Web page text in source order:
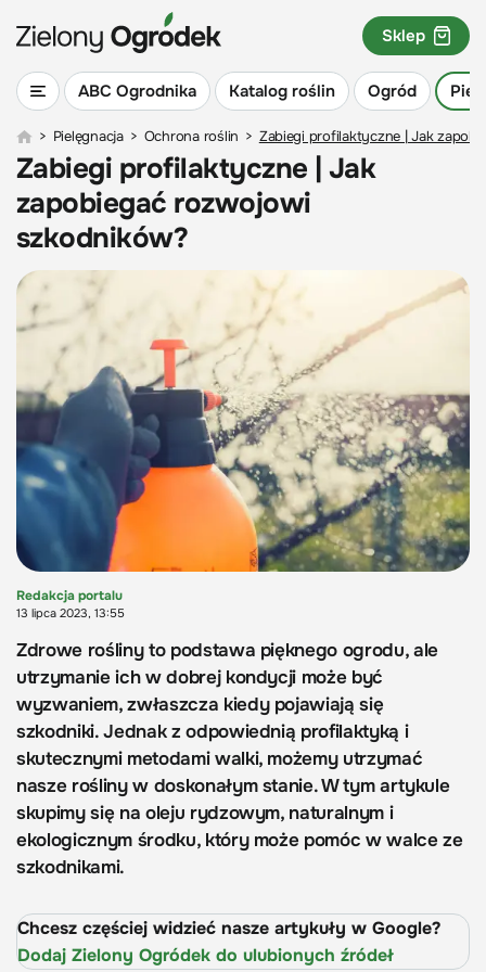
ABC Ogrodnika Katalog roślin Ogród
Sklep
> Pielęgnacja > Ochrona roślin > Zabiegi profilaktyczne | Jak
Zabiegi profilaktyczne | Jak
zapobiegać rozwojowi
szkodników?
Redakcja portalu
13 lipca 2023, 13:55
Zdrowe rośliny to podstawa pięknego ogrodu, ale
utrzymanie ich w dobrej kondycji może być
wyzwaniem, zwłaszcza kiedy pojawiają się
szkodniki. Jednak z odpowiednią profilaktyką i
skutecznymi metodami walki, możemy utrzymać
nasze rośliny w doskonałym stanie. W tym artykule
skupimy się na oleju rydzowym, naturalnym i
ekologicznym środku, który może pomóc w walce ze
szkodnikami.
Chcesz częściej widzieć nasze artykuły w Google?
Dodaj Zielony Ogródek do ulubionych źródeł